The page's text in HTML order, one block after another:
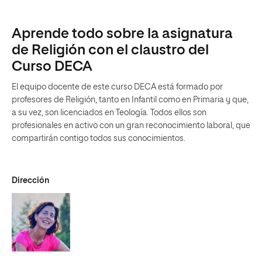
Aprende todo sobre la asignatura
de Religión con el claustro del
Curso DECA
El equipo docente de este curso DECA está formado por
profesores de Religión, tanto en Infantil como en Primaria y que,
a su vez, son licenciados en Teología. Todos ellos son
profesionales en activo con un gran reconocimiento laboral, que
compartirán contigo todos sus conocimientos.
Dirección